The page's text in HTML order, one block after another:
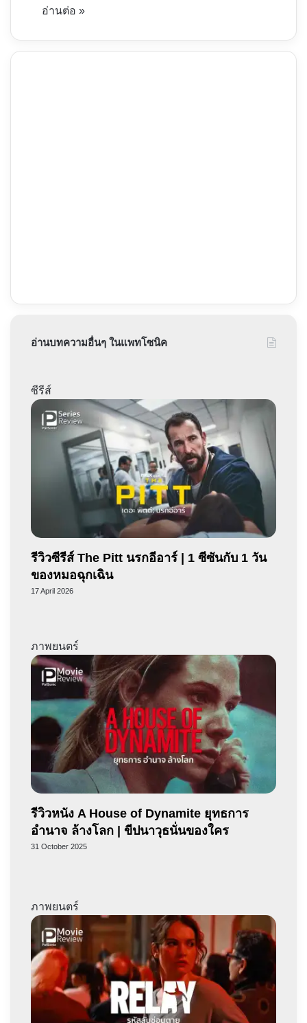
อ่านต่อ »
อ่านบทความอื่นๆ ในแพทโซนิค
ซีรีส์
รีวิวซีรีส์ The Pitt นรกอีอาร์ | 1 ซีซันกับ 1 วัน
ของหมอฉุกเฉิน
17 April 2026
ภาพยนตร์
รีวิวหนัง A House of Dynamite ยุทธการ
อำนาจ ล้างโลก | ขีปนาวุธนั่นของใคร
31 October 2025
ภาพยนตร์